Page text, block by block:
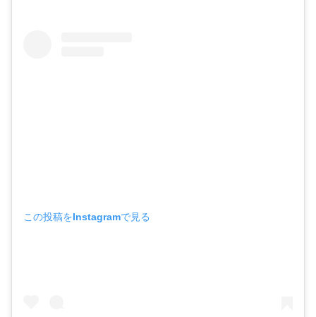
この投稿をInstagramで見る